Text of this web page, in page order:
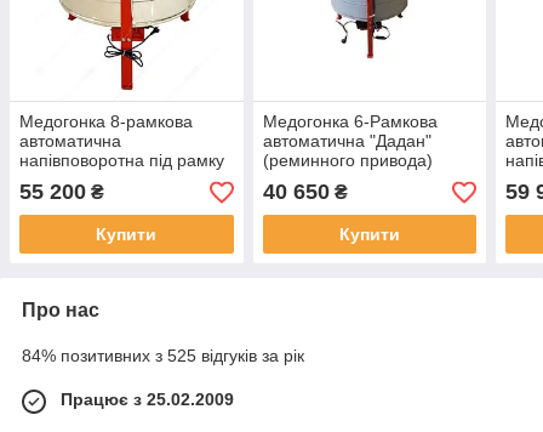
Медогонка 8-рамкова
автоматична
напівповоротна під рамку
черв'ячний),(АВВ-100)
55 200 ₴
Купити
Медогонка 6-Рамкова
автоматична "Дадан"
(реминного привода)
40 650₴
Купити
59
Про нас
84% позитивних з 525 відгуків за рік
Працює з 25.02.2009